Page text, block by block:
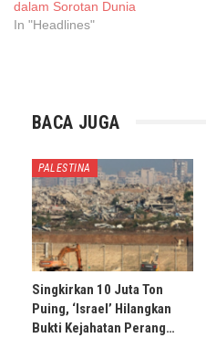
dalam Sorotan Dunia
In "Headlines"
BACA JUGA
PALESTINA
Singkirkan 10 Juta Ton
Puing, ‘Israel’ Hilangkan
Bukti Kejahatan Perang…